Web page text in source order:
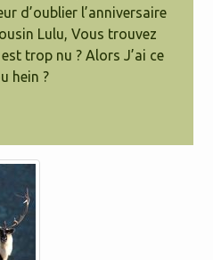
d’oublier l’anniversaire
Lulu, Vous trouvez
trop nu ? Alors J’ai ce
hein ?